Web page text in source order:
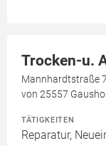
Trocken-u.
Mannhardtstraße
von 25557
TÄTIGKEITEN
Reparatur,